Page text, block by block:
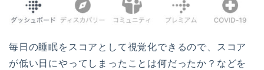
毎日の睡眠をスコアとして視覚化できるので、スコア
が低い日にやってしまったことは何だったか？などを